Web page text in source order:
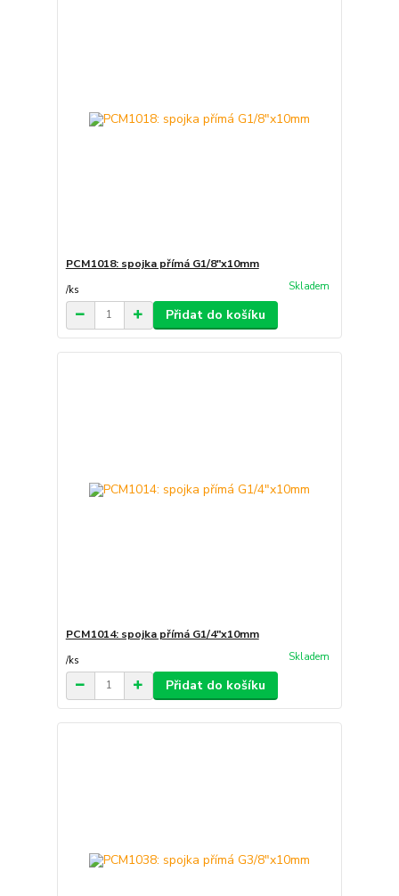
PCM1018: spojka přímá G1/8"x10mm
/ks Skladem
Přidat do košíku
PCM1014: spojka přímá G1/4"x10mm
/ks Skladem
Přidat do košíku